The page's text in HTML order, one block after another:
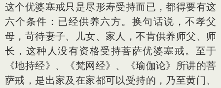
这个优婆塞戒只是尽形寿受持而已，都得要有这
六个条件：已经供养六方。换句话说，不孝父
母，苛待妻子、儿女、家人，不肯供养师父、师
长，这种人没有资格受持菩萨优婆塞戒。至于
《地持经》、《梵网经》、《瑜伽论》所讲的菩
萨戒，是出家及在家都可以受持的，乃至黄门、